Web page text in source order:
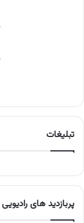
تبلیغات
پربازدید های رادیویی